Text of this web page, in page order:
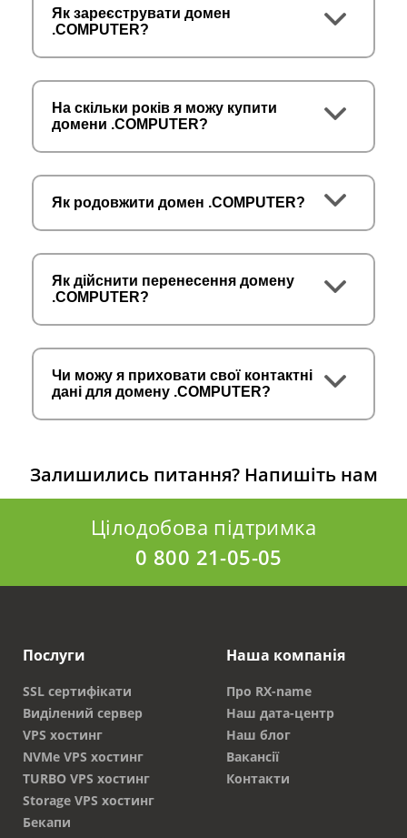
Як зареєструвати домен
.COMPUTER?
На скільки років я можу купити
домени .COMPUTER?
Як родовжити домен .COMPUTER?
Як дійснити перенесення домену
.COMPUTER?
Чи можу я приховати свої контактні
дані для домену .COMPUTER?
Залишились питання? Напишіть нам
Цілодобова підтримка
0 800 21-05-05
Послуги
SSL сертифікати
Виділений сервер
VPS хостинг
NVMe VPS хостинг
TURBO VPS хостинг
Storage VPS хостинг
Бекапи
Наша компанія
Про RX-name
Наш дата-центр
Наш блог
Вакансії
Контакти